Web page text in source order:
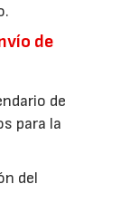
de
de
para la
del